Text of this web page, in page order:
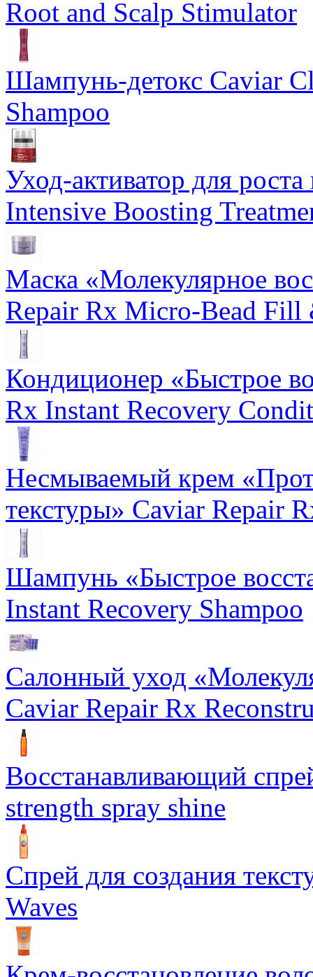
Root and Scalp Stimulator
Шампунь-детокс Caviar
Shampoo
Уход-активатор для
Intensive Boosting
Маска «Молекулярное
Repair Rx Micro-Bead Fill
Кондиционер «Быстрое
Rx Instant Recovery
Несмываемый крем
текстуры» Caviar Repair
Шампунь «Быстрое
Instant Recovery Shampoo
Салонный уход
Caviar Repair Rx
Восстанавливающий
strength spray shine
Спрей для создания
Waves